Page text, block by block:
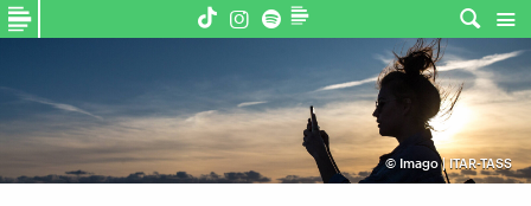
© Imago | ITAR-TASS